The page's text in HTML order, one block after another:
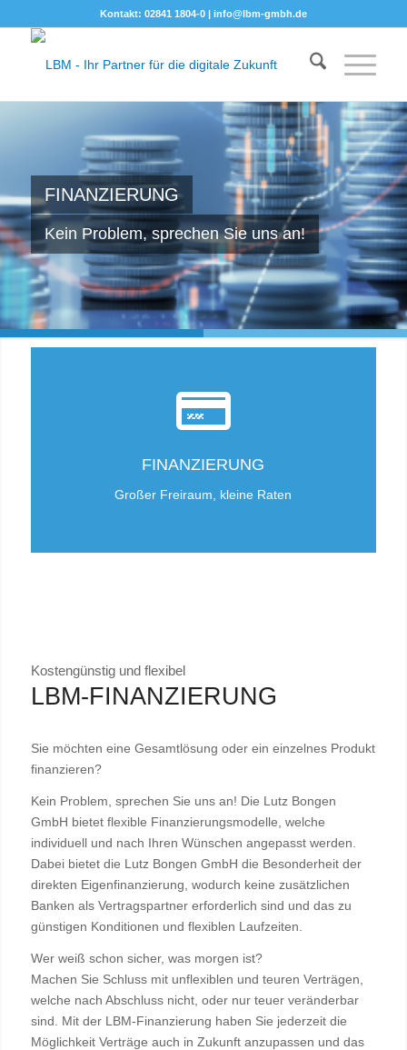
Kontakt: 02841 1804-0 | info@lbm-gmbh.de
FINANZIERUNG
Kein Problem, sprechen Sie uns an!
FINANZIERUNG
Großer Freiraum, kleine Raten
Kostengünstig und flexibel
LBM-FINANZIERUNG
Sie möchten eine Gesamtlösung oder ein einzelnes Produkt
finanzieren?
Kein Problem, sprechen Sie uns an! Die Lutz Bongen
GmbH bietet flexible Finanzierungsmodelle, welche
individuell und nach Ihren Wünschen angepasst werden.
Dabei bietet die Lutz Bongen GmbH die Besonderheit der
direkten Eigenfinanzierung, wodurch keine zusätzlichen
Banken als Vertragspartner erforderlich sind und das zu
günstigen Konditionen und flexiblen Laufzeiten.
Wer weiß schon sicher, was morgen ist?
Machen Sie Schluss mit unflexiblen und teuren Verträgen,
welche nach Abschluss nicht, oder nur teuer veränderbar
sind. Mit der LBM-Finanzierung haben Sie jederzeit die
Möglichkeit Verträge auch in Zukunft anzupassen und das